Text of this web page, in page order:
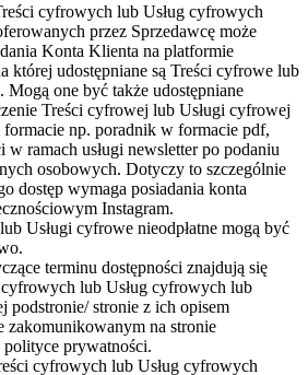
cyfrowych lub Usług cyfrowych
przez Sprzedawcę może
Konta Klienta na platformie
której udostępniane są Treści cyfrowe lub
Mogą one być także udostępniane
Treści cyfrowej lub Usługi cyfrowej
np. poradnik w formacie pdf,
w ramach usługi newsletter po podaniu
osobowych. Dotyczy to szczególnie
dostęp wymaga posiadania konta
Instagram.
Usługi cyfrowe nieodpłatne mogą być
terminu dostępności znajdują się
lub Usług cyfrowych lub
podstronie/ stronie z ich opisem
zakomunikowanym na stronie
prywatności.
cyfrowych lub Usług cyfrowych